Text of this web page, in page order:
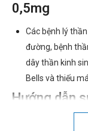
0,5mg
Các bệnh lý
đường, bệnh
dây thần kinh
Bells và thiếu
Hướng dẫn
Cách dùng: